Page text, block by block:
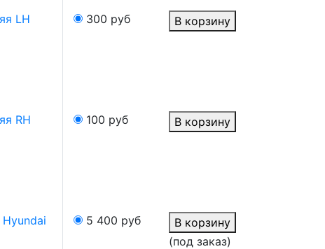
LH
300 руб В корзину
RH
100 руб В корзину
Hyundai
5 400 руб
В корзину
(под заказ)